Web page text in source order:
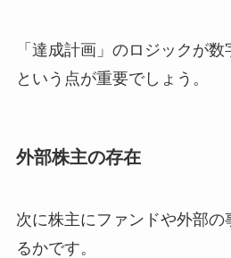
「達成計画」のロジックが
という点が重要でしょう。
外部株主の存在
次に株主にファンドや外部の
るかです。